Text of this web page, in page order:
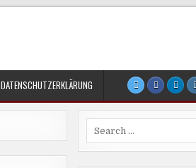
DATENSCHUTZERKLÄRUNG